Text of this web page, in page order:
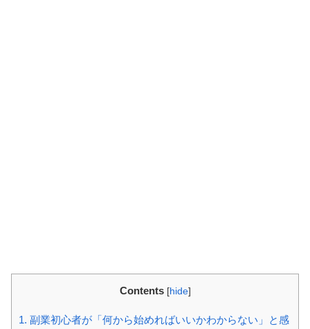
Contents [hide]
1. 副業初心者が「何から始めればいいかわからない」と感